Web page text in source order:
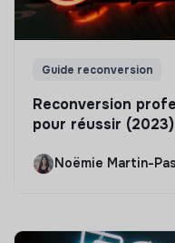
Guide reconversion
Reconversion
pour réussir (2023)
Noëmie Martin-